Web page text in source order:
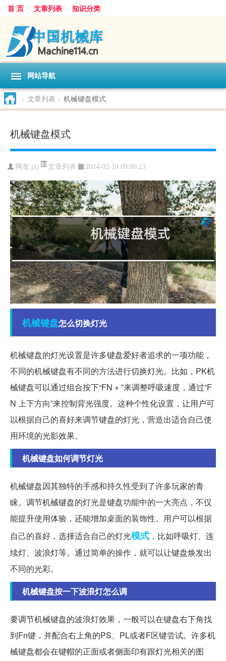
首 页 文章列表 知识分类
网站导航
> 文章列表 > 机械键盘模式
机械键盘模式
网友:jxj 文章列表 2024-02-19 09:00:23
机械键盘怎么切换灯光
机械键盘的灯光设置是许多键盘爱好者追求的一项功能，
不同的机械键盘有不同的方法进行切换灯光。比如，PK机
械键盘可以通过组合按下“FN + ”来调整呼吸速度，通过“F
N 上下方向”来控制背光强度。这种个性化设置，让用户可
以根据自己的喜好来调节键盘的灯光，营造出适合自己使
用环境的光影效果。
机械键盘如何调节灯光
机械键盘因其独特的手感和持久性受到了许多玩家的青
睐。调节机械键盘的灯光是键盘功能中的一大亮点，不仅
能提升使用体验，还能增加桌面的装饰性。用户可以根据
自己的喜好，选择适合自己的灯光模式 ，比如呼吸灯、连
续灯、波浪灯等。通过简单的操作，就可以让键盘焕发出
不同的光彩。
机械键盘按一下波浪灯怎么调
要调节机械键盘的波浪灯效果，一般可以在键盘右下角找
到Fn键，并配合右上角的PS、PL或者F区键尝试。许多机
械键盘都会在键帽的正面或者侧面印有跟灯光相关的图